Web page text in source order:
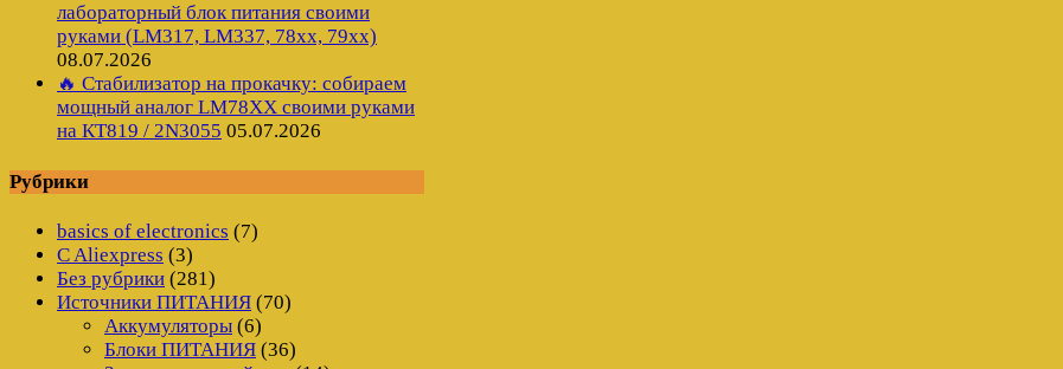
лабораторный блок питания своими
руками (LM317, LM337, 78xx, 79xx)
08.07.2026
🔥 Стабилизатор на прокачку: собираем
мощный аналог LM78XX своими руками
на КТ819 / 2N3055 05.07.2026
Рубрики
basics of electronics (7)
C Aliexpress (3)
Без рубрики (281)
Источники ПИТАНИЯ (70)
Аккумуляторы (6)
Блоки ПИТАНИЯ (36)